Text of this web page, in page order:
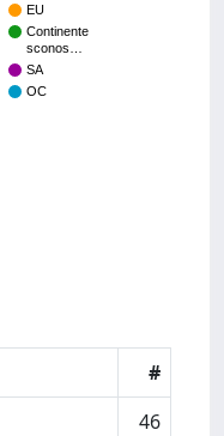
EU
Continente
sconos…
SA
OC
#
46